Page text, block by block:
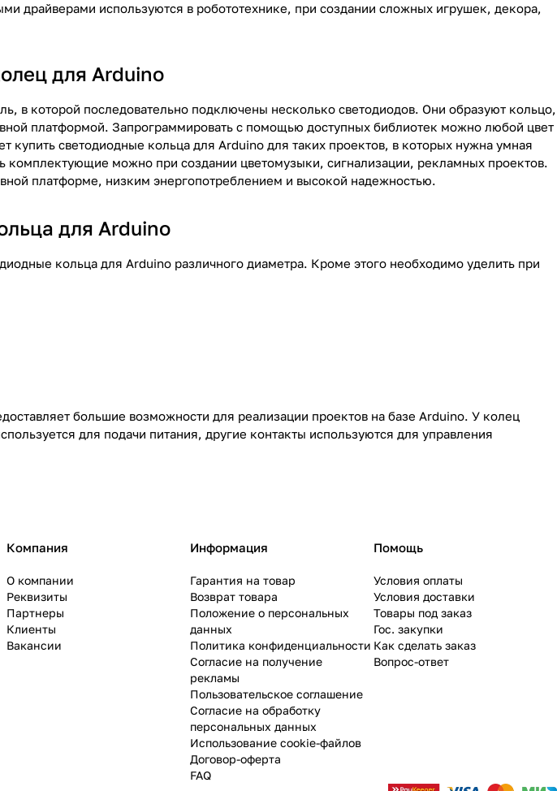
драйверами используются в робототехнике, при создании сложных игрушек, декора,
для Arduino
в которой последовательно подключены несколько светодиодов. Они образуют кольцо,
платформой. Запрограммировать с помощью доступных библиотек можно любой цвет
купить светодиодные кольца для Arduino для таких проектов, в которых нужна умная
комплектующие можно при создании цветомузыки, сигнализации, рекламных проектов.
платформе, низким энергопотреблением и высокой надежностью.
для Arduino
кольца для Arduino различного диаметра. Кроме этого необходимо уделить при
большие возможности для реализации проектов на базе Arduino. У колец
для подачи питания, другие контакты используются для управления
Компания
О компании
Реквизиты
Партнеры
Клиенты
Вакансии
Информация
Гарантия на товар
Возврат товара
Положение о персональных
данных
Политика конфиденциальности
Согласие на получение
рекламы
Пользовательское соглашение
Согласие на обработку
персональных данных
Использование cookie-файлов
Договор-оферта
FAQ
Помощь
Условия оплаты
Условия доставки
Товары под заказ
Гос. закупки
Как сделать заказ
Вопрос-ответ